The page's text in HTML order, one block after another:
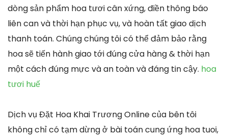
dòng sản phẩm hoa tươi cân xứng, điền thông báo
liên can và thời hạn phục vụ, và hoàn tất giao dịch
thanh toán. Chúng chúng tôi có thể đảm bảo rằng
hoa sẽ tiến hành giao tới đúng cửa hàng & thời hạn
một cách đúng mực và an toàn và đáng tin cậy. hoa
tươi huế
Dịch vụ Đặt Hoa Khai Trương Online của bên tôi
không chỉ có tạm dừng ở bài toán cung ứng hoa tuoi,